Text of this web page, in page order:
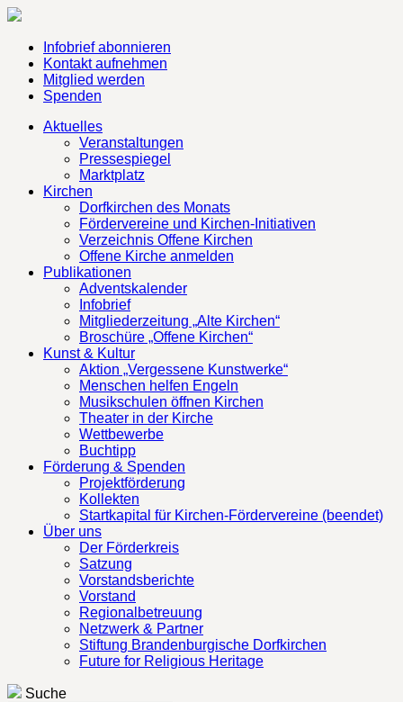
Infobrief abonnieren
Kontakt aufnehmen
Mitglied werden
Spenden
Aktuelles
Veranstaltungen
Pressespiegel
Marktplatz
Kirchen
Dorfkirchen des Monats
Fördervereine und Kirchen-Initiativen
Verzeichnis Offene Kirchen
Offene Kirche anmelden
Publikationen
Adventskalender
Infobrief
Mitgliederzeitung „Alte Kirchen“
Broschüre „Offene Kirchen“
Kunst & Kultur
Aktion „Vergessene Kunstwerke“
Menschen helfen Engeln
Musikschulen öffnen Kirchen
Theater in der Kirche
Wettbewerbe
Buchtipp
Förderung & Spenden
Projektförderung
Kollekten
Startkapital für Kirchen-Fördervereine (beendet)
Über uns
Der Förderkreis
Satzung
Vorstandsberichte
Vorstand
Regionalbetreuung
Netzwerk & Partner
Stiftung Brandenburgische Dorfkirchen
Future for Religious Heritage
Suche